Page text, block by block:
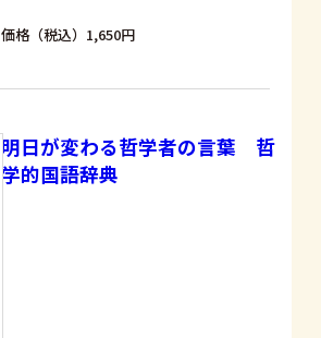
価格（税込）1,650円
明日が変わる哲学者の言葉 哲
学的国語辞典